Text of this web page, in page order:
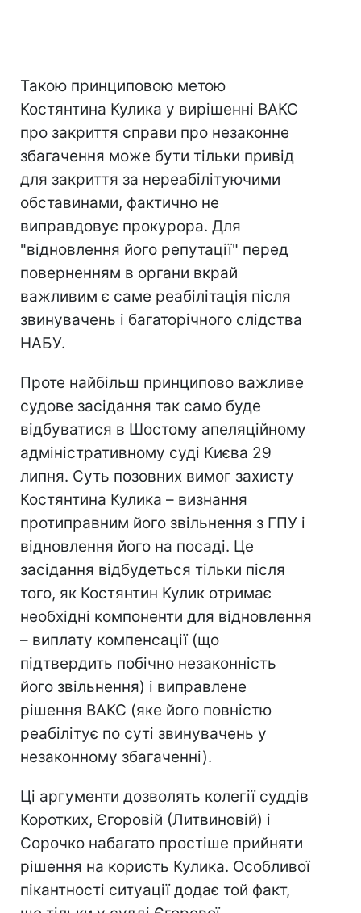
Такою принциповою метою
Костянтина Кулика у вирішенні ВАКС
про закриття справи про незаконне
збагачення може бути тільки привід
для закриття за нереабілітуючими
обставинами, фактично не
виправдовує прокурора. Для
"відновлення його репутації" перед
поверненням в органи вкрай
важливим є саме реабілітація після
звинувачень і багаторічного слідства
НАБУ.
Проте найбільш принципово важливе
судове засідання так само буде
відбуватися в Шостому апеляційному
адміністративному суді Києва 29
липня. Суть позовних вимог захисту
Костянтина Кулика – визнання
протиправним його звільнення з ГПУ і
відновлення його на посаді. Це
засідання відбудеться тільки після
того, як Костянтин Кулик отримає
необхідні компоненти для відновлення
– виплату компенсації (що
підтвердить побічно незаконність
його звільнення) і виправлене
рішення ВАКС (яке його повністю
реабілітує по суті звинувачень у
незаконному збагаченні).
Ці аргументи дозволять колегії суддів
Коротких, Єгоровій (Литвиновій) і
Сорочко набагато простіше прийняти
рішення на користь Кулика. Особливої
пікантності ситуації додає той факт,